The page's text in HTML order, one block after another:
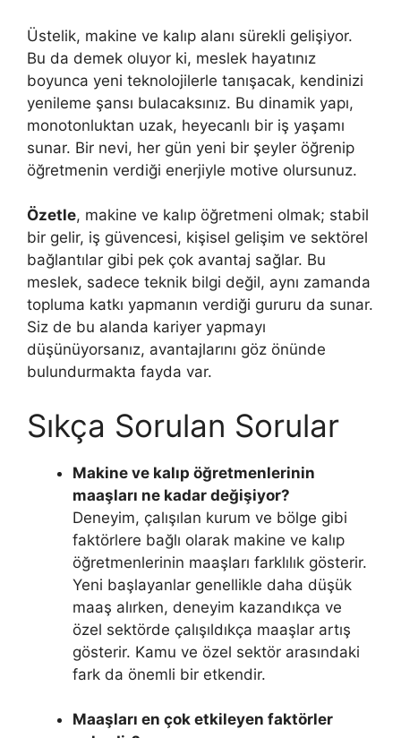
Üstelik, makine ve kalıp alanı sürekli gelişiyor.
Bu da demek oluyor ki, meslek hayatınız
boyunca yeni teknolojilerle tanışacak, kendinizi
yenileme şansı bulacaksınız. Bu dinamik yapı,
monotonluktan uzak, heyecanlı bir iş yaşamı
sunar. Bir nevi, her gün yeni bir şeyler öğrenip
öğretmenin verdiği enerjiyle motive olursunuz.
Özetle, makine ve kalıp öğretmeni olmak; stabil
bir gelir, iş güvencesi, kişisel gelişim ve sektörel
bağlantılar gibi pek çok avantaj sağlar. Bu
meslek, sadece teknik bilgi değil, aynı zamanda
topluma katkı yapmanın verdiği gururu da sunar.
Siz de bu alanda kariyer yapmayı
düşünüyorsanız, avantajlarını göz önünde
bulundurmakta fayda var.
Sıkça Sorulan Sorular
Makine ve kalıp öğretmenlerinin
maaşları ne kadar değişiyor?
Deneyim, çalışılan kurum ve bölge gibi
faktörlere bağlı olarak makine ve kalıp
öğretmenlerinin maaşları farklılık gösterir.
Yeni başlayanlar genellikle daha düşük
maaş alırken, deneyim kazandıkça ve
özel sektörde çalışıldıkça maaşlar artış
gösterir. Kamu ve özel sektör arasındaki
fark da önemli bir etkendir.
Maaşları en çok etkileyen faktörler